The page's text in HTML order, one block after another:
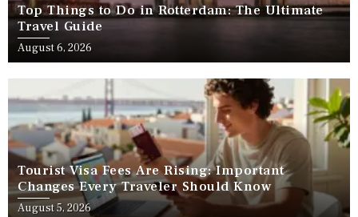
Top Things to Do in Rotterdam: The Ultimate
Travel Guide
August 6, 2026
Tourist Visa Fees Are Rising: Important
Changes Every Traveler Should Know
August 5, 2026